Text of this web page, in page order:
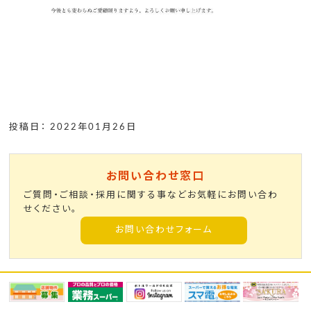
投稿日： 2022年01月26日
お問い合わせ窓口
ご質問・ご相談・採用に関する事などお気軽にお問い合わ
せください。
お問い合わせフォーム